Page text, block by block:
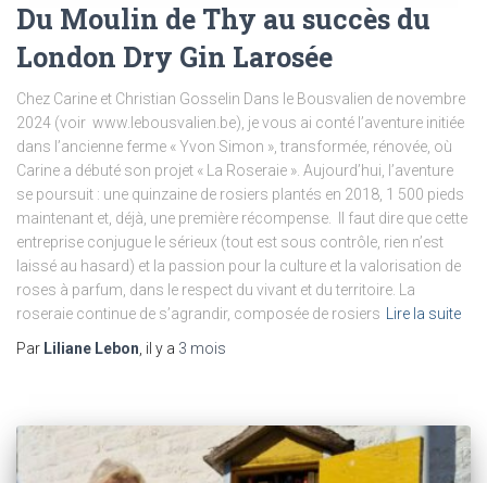
Du Moulin de Thy au succès du
London Dry Gin Larosée
Chez Carine et Christian Gosselin Dans le Bousvalien de novembre
2024 (voir www.lebousvalien.be), je vous ai conté l’aventure initiée
dans l’ancienne ferme « Yvon Simon », transformée, rénovée, où
Carine a débuté son projet « La Roseraie ». Aujourd’hui, l’aventure
se poursuit : une quinzaine de rosiers plantés en 2018, 1 500 pieds
maintenant et, déjà, une première récompense. Il faut dire que cette
entreprise conjugue le sérieux (tout est sous contrôle, rien n’est
laissé au hasard) et la passion pour la culture et la valorisation de
roses à parfum, dans le respect du vivant et du territoire. La
roseraie continue de s’agrandir, composée de rosiers Lire la suite
Par Liliane Lebon, il y a 3 mois